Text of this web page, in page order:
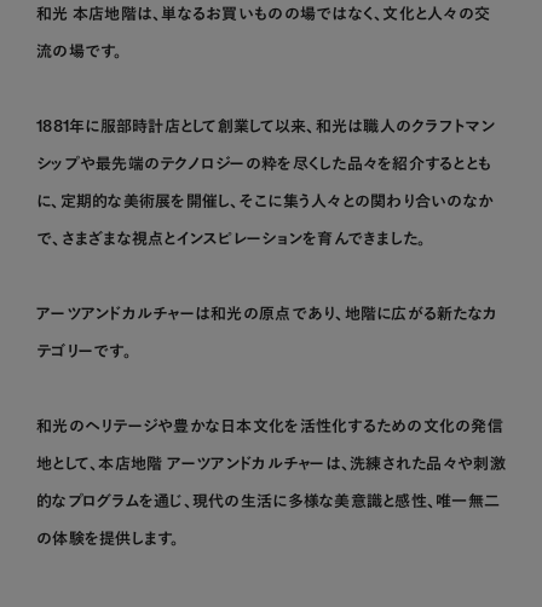
和光 本店地階は、単なるお買いものの場ではなく、 文化と人々の交
流の場です。
1881年に服部時計店として創業して以来、 和光は職人のクラフ トマン
シップや最先端のテクノロジーの粋を尽くした品々を紹介するととも
に、 定期的な美術展を開催し、 そこに集う人々との関わ り合いのなか
で、 さまざまな視点とインスピレーションを育んできました。
アーツアンドカルチャーは和光の原点であり、 地階に広がる新たなカ
テゴリーです。
和光のヘリテージや豊かな日本文化を活性化するための文化の発信
地として、本店地階 アーツアンドカ ルチャーは、洗練された品々や刺激
的なプログラムを通じ、現代の生活に多様な美意識と感性、 唯一無二
の体験を提供します。